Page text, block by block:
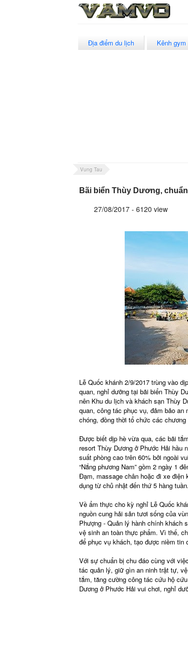
Địa điểm du lịch Kênh gym
Vung Tau
Bãi biển Thùy Dương,
27/08/2017 - 6120 view
Lễ Quốc khánh 2/9/2017 trùng vào
quan, nghỉ dưỡng tại bãi biển Thùy
nên Khu du lịch và khách sạn Thùy
quan, công tác phục vụ, đảm bảo
chóng, đồng thời tổ chức các
Được biết dịp hè vừa qua, các bãi
resort Thùy Dương ở Phước Hải hầu
suất phòng cao trên 60% bởi ngoài
“Nắng phương Nam” gồm 2 ngày 1
Đạm, massage chân hoặc đi xe điện
dụng từ chủ nhật đến thứ 5 hàng
Về ẩm thực cho kỳ nghỉ Lễ Quốc
nguồn cung hải sản tươi sống của
Phượng - Quản lý hành chính khách
vệ sinh an toàn thực phẩm. Vì thế,
để phục vụ khách, tạo được niềm tin
Với sự chuẩn bị chu đáo cùng với
tác quản lý, giữ gìn an ninh trật tự,
tắm, tăng cường công tác cứu hộ
Dương ở Phước Hải vui chơi, nghỉ